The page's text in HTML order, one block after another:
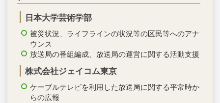
日本大学芸術学部
被災状況、ライフラインの状況等の区民等へのアナ
ウンス
放送局の番組編成、放送局の運営に関する活動支援
株式会社ジェイコム東京
ケーブルテレビを利用した放送局に関する平常時か
らの広報